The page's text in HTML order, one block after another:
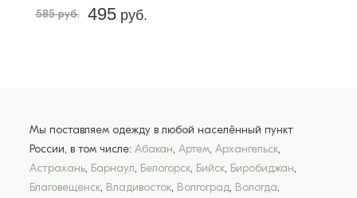
585 руб.
495руб.
Мы поставляем одежду в любой населённый пункт
России, в том числе: Абакан, Артем, Архангельск,
Астрахань, Барнаул, Белогорск, Бийск, Биробиджан,
Благовещенск, Владивосток, Волгоград, Вологда,